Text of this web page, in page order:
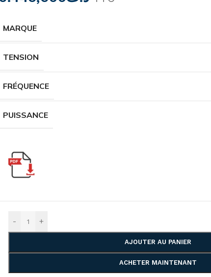
MARQUE
TENSION
FRÉQUENCE
PUISSANCE
- +
AJOUTER AU PANIER
ACHETER MAINTENANT